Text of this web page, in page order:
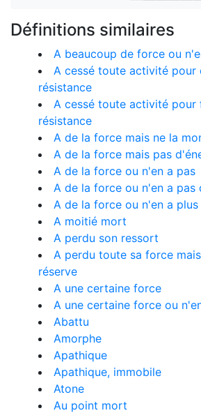
Définitions similaires
A beaucoup de force ou
A cessé toute activité pour
résistance
A cessé toute activité pour
résistance
A de la force mais ne la
A de la force mais pas
A de la force ou n'en a pas
A de la force ou n'en a pas
A de la force ou n'en a plus
A moitié mort
A perdu son ressort
A perdu toute sa force
réserve
A une certaine force
A une certaine force ou
Abattu
Amorphe
Apathique
Apathique, immobile
Atone
Au point mort